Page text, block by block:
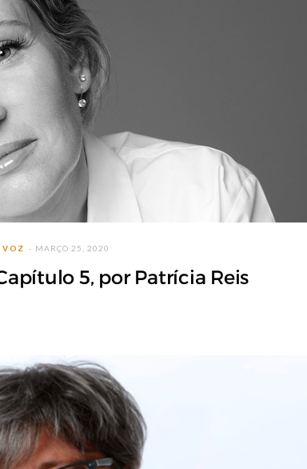
VOZ MARÇO 25, 2020
5, por Patrícia Reis